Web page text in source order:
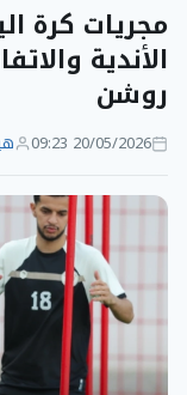
مجريات كرة
الأندية
روشن
20/05/2026 09:23